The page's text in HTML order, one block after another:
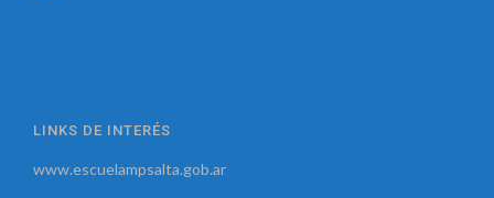
LINKS DE INTERÉS
www.escuelampsalta.gob.ar